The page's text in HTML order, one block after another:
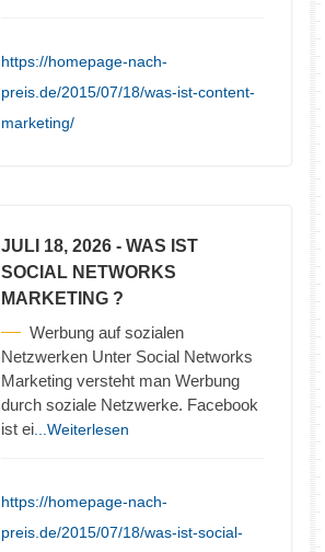
https://homepage-nach-
preis.de/2015/07/18/was-ist-content-
marketing/
JULI 18, 2026 - WAS IST
SOCIAL NETWORKS
MARKETING ?
Werbung auf sozialen
Netzwerken Unter Social Networks
Marketing versteht man Werbung
durch soziale Netzwerke. Facebook
ist ei ...Weiterlesen
https://homepage-nach-
preis.de/2015/07/18/was-ist-social-